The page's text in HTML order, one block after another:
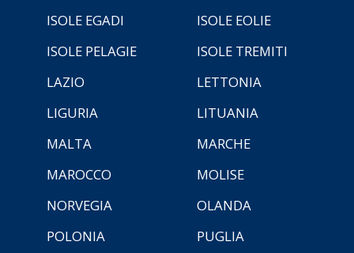
ISOLE EGADI
ISOLE EOLIE
ISOLE PELAGIE
ISOLE TREMITI
LAZIO
LETTONIA
LIGURIA
LITUANIA
MALTA
MARCHE
MAROCCO
MOLISE
NORVEGIA
OLANDA
POLONIA
PUGLIA